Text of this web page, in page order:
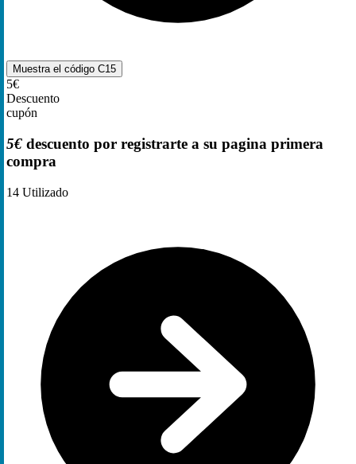
Muestra el código C15
5€
Descuento
cupón
5€ descuento por registrarte a su pagina primera
compra
14 Utilizado